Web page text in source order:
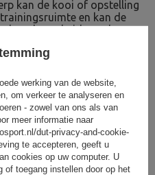
kan de kooi of opstelling
en kan de
en de eenheid worden
robuust profiel van 80 x 80
mm. Het FT-systeem
kleurenpalet,
deze serie de decoratie
fitnessruimte!
werking van de website,
om verkeer te analyseren en
- zowel van ons als van
meer informatie naar
dut-privacy-and-cookie-
te accepteren, geeft u
cookies op uw computer. U
of toegang instellen door op het